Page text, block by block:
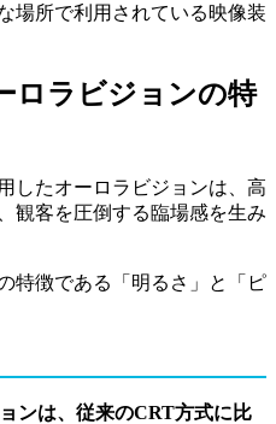
場所で利用されている映像装
ロラビジョンの特
したオーロラビジョンは、高
観客を圧倒する臨場感を生み
特徴である「明るさ」と「ピ
ンは、従来のCRT方式に比